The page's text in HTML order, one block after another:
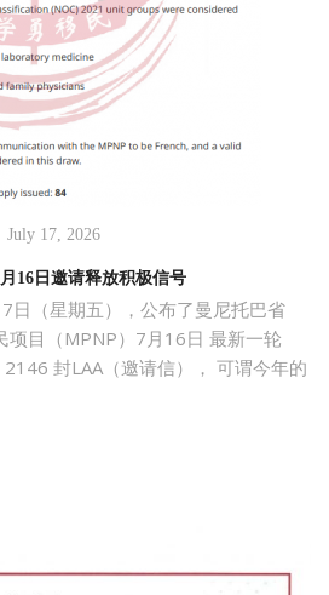
July 17, 2026
16日邀请释放积极信号
日（星期五），公布了曼尼托巴省
项目（MPNP）7月16日 最新一轮
封LAA（邀请信）， 可谓今年的